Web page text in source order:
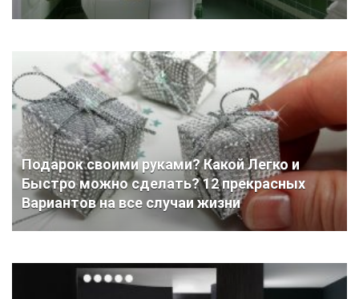
Подарок своими руками? Какой Легко и
Быстро можно сделать? 12 прекрасных
Вариантов на все случаи жизни